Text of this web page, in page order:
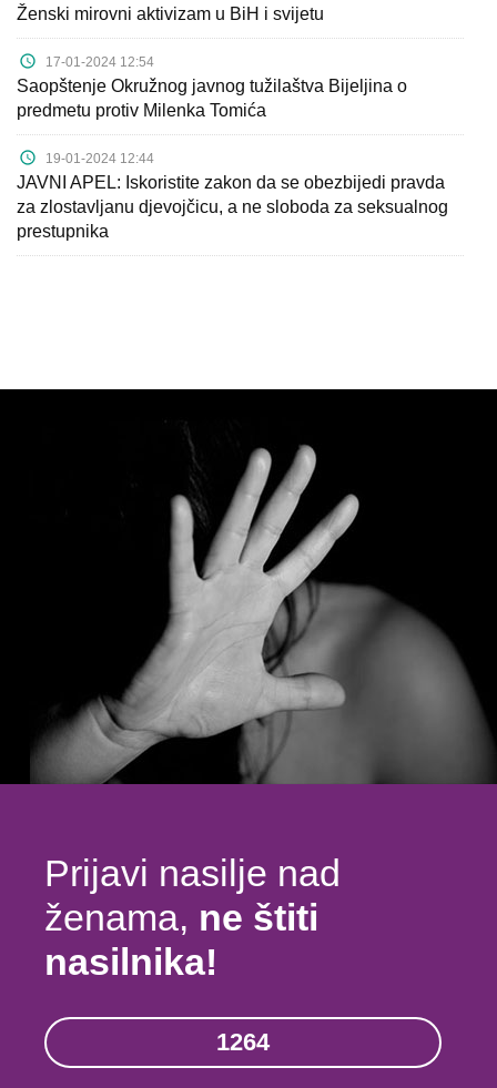
Ženski mirovni aktivizam u BiH i svijetu
17-01-2024 12:54
Saopštenje Okružnog javnog tužilaštva Bijeljina o
predmetu protiv Milenka Tomića
19-01-2024 12:44
JAVNI APEL: Iskoristite zakon da se obezbijedi pravda
za zlostavljanu djevojčicu, a ne sloboda za seksualnog
prestupnika
Prijavi nasilje nad
ženama, ne štiti
nasilnika!
1264